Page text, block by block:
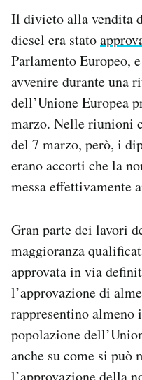
Il divieto alla vendita
diesel era stato
Parlamento Europeo,
avvenire durante una
dell’Unione Europea
marzo. Nelle riunioni
del 7 marzo, però, i
erano accorti che la
messa effettivamente
Gran parte dei lavori
maggioranza
approvata in via
l’approvazione di
rappresentino almeno
popolazione
anche su come si può